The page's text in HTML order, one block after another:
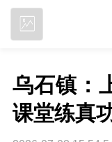
乌石镇：
课堂练真